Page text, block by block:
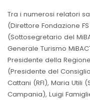
Tra i numerosi relatori
(Direttore Fondazione
(Sottosegretario del
Generale Turismo
Presidente della
(Presidente del
Cattani (RFI), Maria Utili
Campania), Luigi